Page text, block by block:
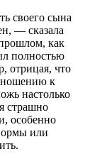
своего сына
— сказала
как
полностью
отрицая, что
к
настолько
страшно
особенно
или